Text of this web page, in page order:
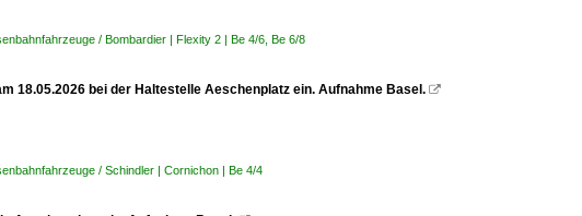
/ Bombardier | Flexity 2 | Be 4/6, Be 6/8
18.05.2026 bei der Haltestelle Aeschenplatz ein. Aufnahme Basel. 
/ Schindler | Cornichon | Be 4/4